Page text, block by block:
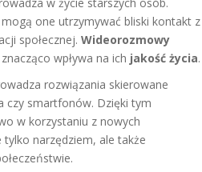
one utrzymywać bliski kontakt z
społecznej. Wideorozmowy
wpływa na ich jakość życia.
rozwiązania skierowane
czy smartfonów. Dzięki tym
w korzystaniu z nowych
narzędziem, ale także